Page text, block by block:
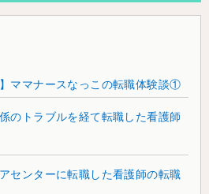
】ママナースなっこの転職体験談①
のトラブルを経て転職した看護師
センターに転職した看護師の転職